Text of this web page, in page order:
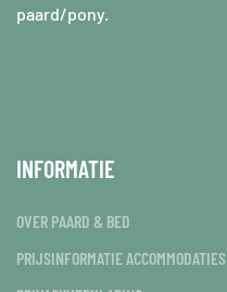
paard/pony.
INFORMATIE
OVER PAARD & BED
PRIJSINFORMATIE ACCOMMODATIES